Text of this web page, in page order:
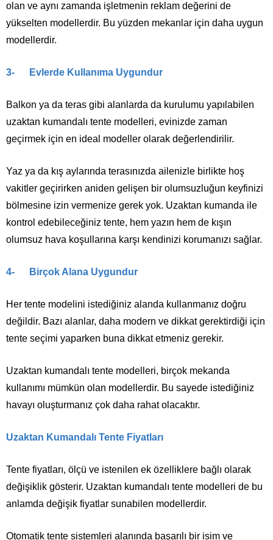
olan ve aynı zamanda işletmenin reklam değerini de
yükselten modellerdir. Bu yüzden mekanlar için daha uygun
modellerdir.
3- Evlerde Kullanıma Uygundur
Balkon ya da teras gibi alanlarda da kurulumu yapılabilen
uzaktan kumandalı tente modelleri, evinizde zaman
geçirmek için en ideal modeller olarak değerlendirilir.
Yaz ya da kış aylarında terasınızda ailenizle birlikte hoş
vakitler geçirirken aniden gelişen bir olumsuzluğun keyfinizi
bölmesine izin vermenize gerek yok. Uzaktan kumanda ile
kontrol edebileceğiniz tente, hem yazın hem de kışın
olumsuz hava koşullarına karşı kendinizi korumanızı sağlar.
4- Birçok Alana Uygundur
Her tente modelini istediğiniz alanda kullanmanız doğru
değildir. Bazı alanlar, daha modern ve dikkat gerektirdiği için
tente seçimi yaparken buna dikkat etmeniz gerekir.
Uzaktan kumandalı tente modelleri, birçok mekanda
kullanımı mümkün olan modellerdir. Bu sayede istediğiniz
havayı oluşturmanız çok daha rahat olacaktır.
Uzaktan Kumandalı Tente Fiyatları
Tente fiyatları, ölçü ve istenilen ek özelliklere bağlı olarak
değişiklik gösterir. Uzaktan kumandalı tente modelleri de bu
anlamda değişik fiyatlar sunabilen modellerdir.
Otomatik tente sistemleri alanında başarılı bir isim ve